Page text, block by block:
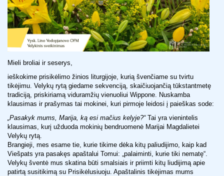
Mieli broliai ir seserys,
ieškokime prisikėlimo žinios liturgijoje, kurią švenčiame su tvirtu
tikėjimu. Velykų rytą giedame sekvenciją, skaičiuojančią tūkstantmetę
tradiciją, priskiriamą viduramžių vienuoliui Wippone. Nuskamba
klausimas ir prašymas tai mokinei, kuri pirmoje leidosi į paieškas sode:
„Pasakyk mums, Marija, ką esi mačius kelyje?“Tai yra vienintelis
klausimas, kurį užduoda mokinių bendruomenė Marijai Magdalietei
Velykų rytą.
Brangieji, mes esame tie, kurie tikime dėka kitų paliudijimo, kaip kad
Viešpats yra pasakęs apaštalui Tomui: „palaiminti, kurie tiki nematę“.
Velykų šventė mus skatina būti smalsiais ir priimti kitų liudijimą apie
patirtą susitikimą su Prisikėlusiuoju. Apaštalinis tikėjimas mums